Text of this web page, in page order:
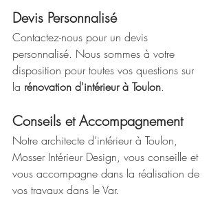
Devis Personnalisé
Contactez-nous pour un devis
personnalisé. Nous sommes à votre
disposition pour toutes vos questions sur
la rénovation d'intérieur à Toulon.
Conseils et Accompagnement
Notre architecte d’intérieur à Toulon,
Mosser Intérieur Design, vous conseille et
vous accompagne dans la réalisation de
vos travaux dans le Var.